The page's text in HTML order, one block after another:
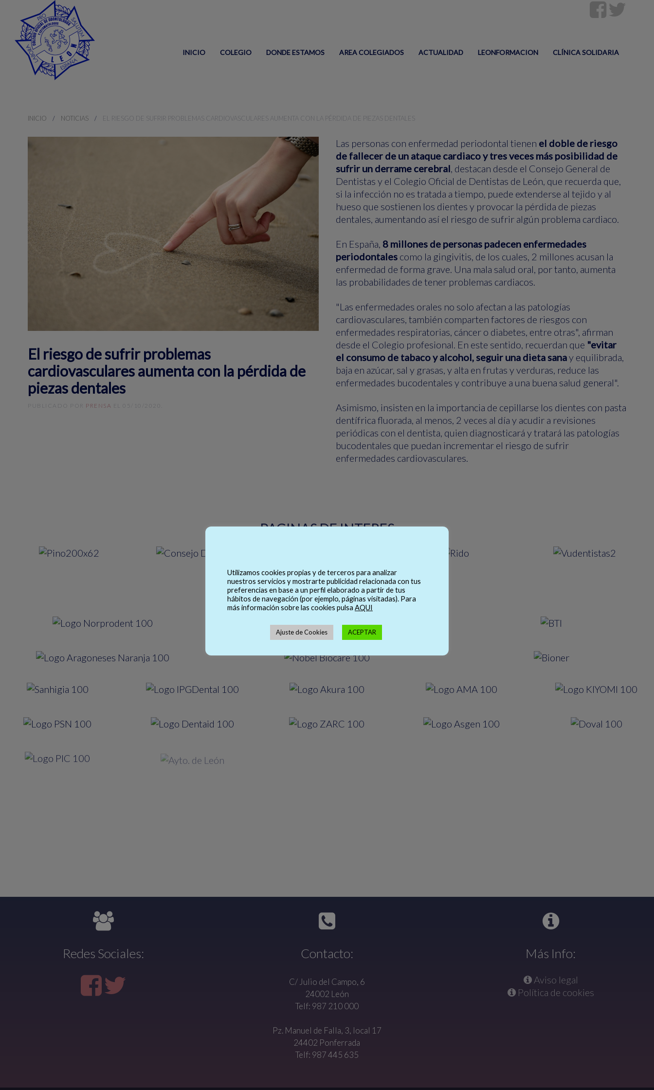
INICIO COLEGIO DONDE ESTAMOS AREA COLEGIADOS ACTUALIDAD LEONFORMACION CLÍNICA SOLIDARIA
INICIO NOTICIAS EL RIESGO DE SUFRIR PROBLEMAS CARDIOVASCULARES AUMENTA CON LA PÉRDIDA DE PIEZAS DENTALES
El riesgo de sufrir problemas
cardiovasculares aumenta con la pérdida de
piezas dentales
PUBLICADO POR PRENSA EL 05/10/2020
Las personas con enfermedad periodontal tienen el doble de riesgo
de fallecer de un ataque cardiaco y tres veces más posibilidad de
sufrir un derrame cerebral, destacan desde el Consejo General de
Dentistas y el Colegio Oficial de Dentistas de León, que recuerda que,
si la infección no es tratada a tiempo, puede extenderse al tejido y al
hueso que sostienen los dientes y provocar la pérdida de piezas
dentales, aumentando así el riesgo de sufrir algún problema cardiaco.
En España, 8 millones de personas padecen enfermedades
periodontales como la gingivitis, de los cuales, 2 millones acusan la
enfermedad de forma grave. Una mala salud oral, por tanto, aumenta
las probabilidades de tener problemas cardiacos.
"Las enfermedades orales no solo afectan a las patologías
cardiovasculares, también comparten factores de riesgos con
enfermedades respiratorias, cáncer o diabetes, entre otras", afirman
desde el Colegio profesional. En este sentido, recuerdan que "evitar
el consumo de tabaco y alcohol, seguir una dieta sanay equilibrada,
baja en azúcar, sal y grasas, y alta en frutas y verduras, reduce las
enfermedades bucodentales y contribuye a una buena salud general".
Asimismo, insisten en la importancia de cepillarse los dientes con pasta
dentífrica fluorada, al menos, 2 veces al día y acudir a revisiones
periódicas con el dentista, quien diagnosticará y tratará las patologías
bucodentales que puedan incrementar el riesgo de sufrir
enfermedades cardiovasculares.
PAGINAS DE INTERES
ENTIDADES COLABORADORAS
Redes Sociales: Contacto:
C/ Julio del Campo, 6
24002 León
Telf: 987 210 000
Pz. Manuel de Falla, 3, local 17
24402 Ponferrada
Telf: 987 445 635
Más Info:
Aviso legal
Política de cookies
Utilizamos cookies propias y de terceros para analizar
nuestros servicios y mostrarte publicidad relacionada con tus
preferencias en base a un perfil elaborado a partir de tus
hábitos de navegación (por ejemplo, páginas visitadas). Para
más información sobre las cookies pulsa AQUI
Ajuste de Cookies ACEPTAR